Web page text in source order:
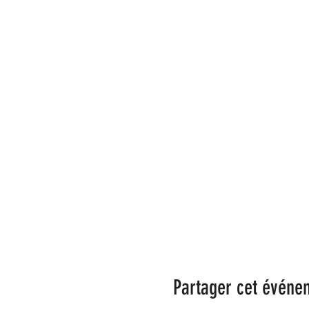
Partager cet